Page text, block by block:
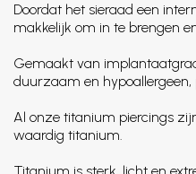
Doordat het sieraad een
makkelijk om in te brengen
Gemaakt van
duurzaam en hypoallergeen,
Al onze titanium piercings
waardig titanium.